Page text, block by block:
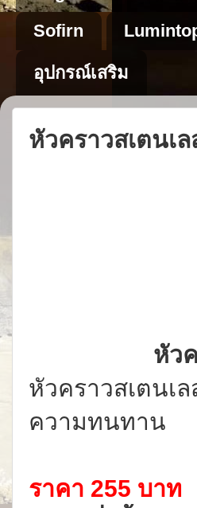
Sofirn
อุปกรณ์เสริม
หัวคราวสเตนเ
หัว
หัวคราวสเตนเ
ความทนทาน
ราคา 255 บาท